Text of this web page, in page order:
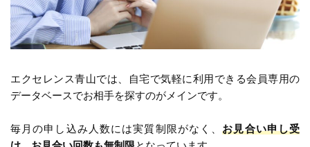
エクセレンス青山では、自宅で気軽に利用できる会員専用の
データベースでお相手を探すのがメインです。
毎月の申し込み人数には実質制限がなく、お見合い申し受